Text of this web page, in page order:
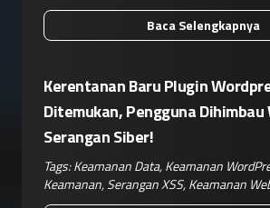
Baca Selengkapnya
Kerentanan Baru Plugin
Ditemukan, Pengguna Dihimbau
Serangan Siber!
Tags:Keamanan Data,Keamanan
Keamanan,Serangan XSS,Keamanan